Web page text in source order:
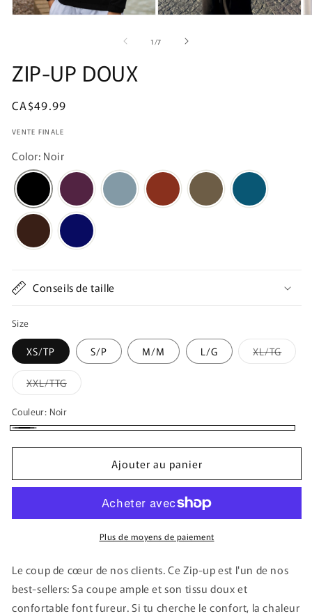
1/de
7
ZIP-UP DOUX
Prix
CA$49.99
VENTE FINALE
Color: Noir
Conseils de taille
Size
XS/TP S/P M/M L/G XL/TG
XXL/TTGVariante
épuisée
indisponible
Couleur: Noir
Ajouter au panier
Plus de moyens de paiement
Le coup de cœur de nos clients. Ce Zip-up est l'un de nos
best-sellers: Sa coupe ample et son tissu doux et
confortable font fureur. Si tu cherche le confort, la chaleur